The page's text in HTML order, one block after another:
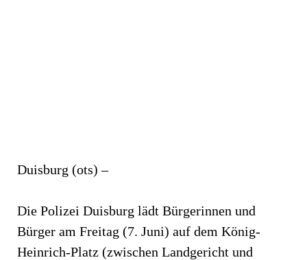
Duisburg (ots) –
Die Polizei Duisburg lädt Bürgerinnen und
Bürger am Freitag (7. Juni) auf dem König-
Heinrich-Platz (zwischen Landgericht und